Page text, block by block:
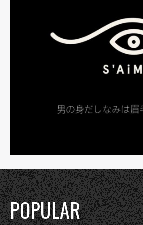
POPULAR